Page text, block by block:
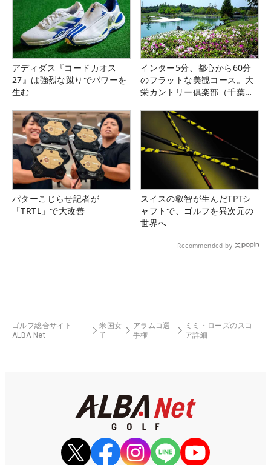
アディダス『コードカオス
27』は強烈な蹴りでパワーを
生む
インター5分、都心から60分
のフラットな美観コース。大
栄カントリー俱楽部（千葉
パターこじらせ記者が
「TRTL」で大改善
スイスの叡智が生んだTPTシ
ャフトで、ゴルフを異次元の
世界へ
Recommended by
ゴルフ総合サイト
ALBA Net
米国女
子
アラムコ選
手権
ミミ・ローズのスコ
ア詳細